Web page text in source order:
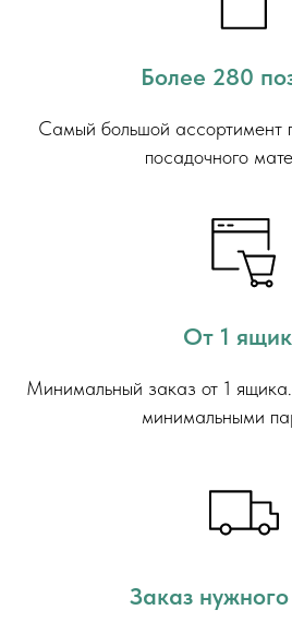
Более 280
Самый большой ассортимент
посадочного
От 1
Минимальный заказ от 1
минимальными
Заказ